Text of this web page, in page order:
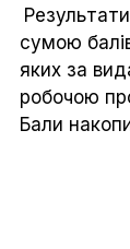
сумою
яких за
робочою
Бали